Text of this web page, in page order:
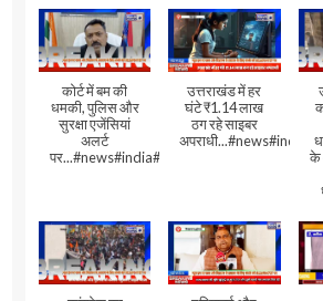
कोर्ट में बम की
धमकी, पुलिस और
सुरक्षा एजेंसियां
अलर्ट
पर...#news#india#video#viral
उत्तराखंड में हर
घंटे ₹1.14 लाख
ठग रहे साइबर
के